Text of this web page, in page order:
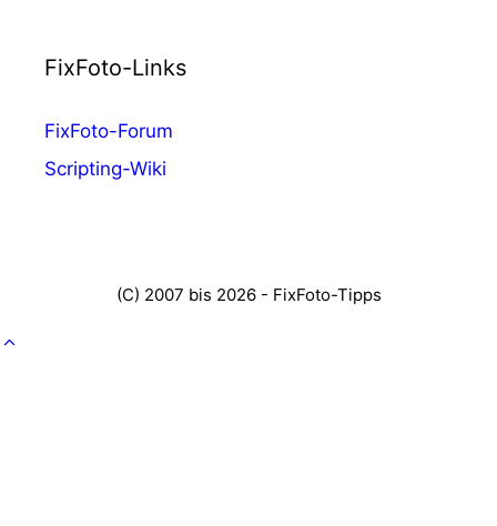
FixFoto-Links
FixFoto-Forum
Scripting-Wiki
(C) 2007 bis 2026 - FixFoto-Tipps